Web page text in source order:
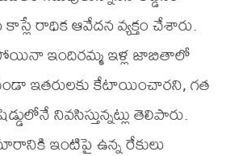
రాధిక ఆవేదన వ్యక్తం చేశారు.
ఇందిరమ్మ ఇళ్ల జాబితాలో
ఇతరులకు కేటాయించారని, గత
నివసిస్తున్నట్లు తెలిపారు.
ఇంటిపై ఉన్న రేకులు